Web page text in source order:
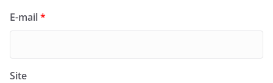
E-mail*
Site